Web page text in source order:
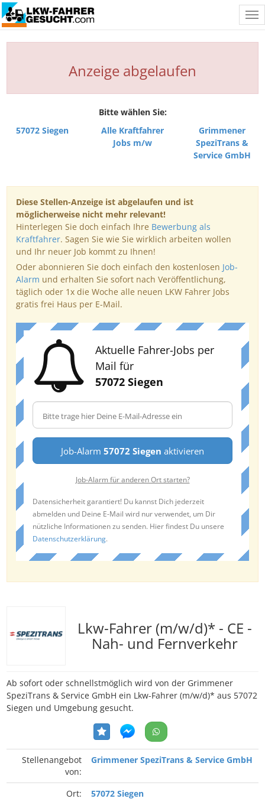
Anzeige abgelaufen
Bitte wählen Sie:
57072 Siegen
Alle Kraftfahrer
Jobs m/w
Grimmener
SpeziTrans &
Service GmbH
Diese Stellen-Anzeige ist abgelaufen und ist
möglicherweise nicht mehr relevant!
Hinterlegen Sie doch einfach Ihre Bewerbung als
Kraftfahrer. Sagen Sie wie Sie wirklich arbeiten wollen
und Ihr neuer Job kommt zu Ihnen!
Oder abonnieren Sie doch einfach den kostenlosen Job-
Alarm und erhalten Sie sofort nach Veröffentlichung,
täglich oder 1x die Woche alle neuen LKW Fahrer Jobs
gratis frei Haus per E-Mail.
Aktuelle Fahrer-Jobs per
Mail für
57072 Siegen
Job-Alarm 57072 Siegen aktivieren
Job-Alarm für anderen Ort starten?
Datensicherheit garantiert! Du kannst Dich jederzeit
abmelden und Deine E-Mail wird nur verwendet, um Dir
nützliche Informationen zu senden. Hier findest Du unsere
Datenschutzerklärung.
Lkw-Fahrer (m/w/d)* - CE -
Nah- und Fernverkehr
Ab sofort oder schnellstmöglich wird von der Grimmener
SpeziTrans & Service GmbH ein Lkw-Fahrer (m/w/d)* aus 57072
Siegen und Umgebung gesucht.
Stellenangebot
von:
Grimmener SpeziTrans & Service GmbH
Ort:
57072 Siegen